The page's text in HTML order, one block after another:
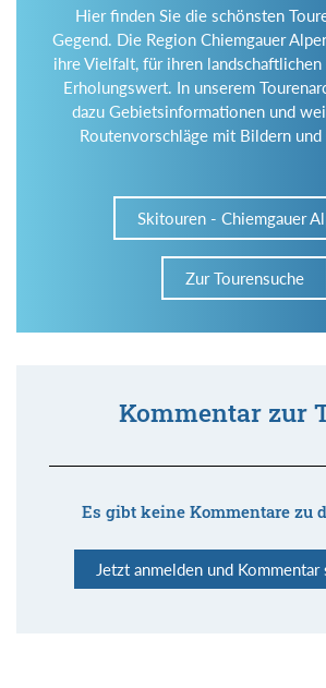
Hier finden Sie die schönsten
Gegend. Die Region Chiemgauer
ihre Vielfalt, für ihren landschaftlichen
Erholungswert. In unserem
dazu Gebietsinformationen und
Routenvorschläge mit Bildern und
Skitouren - Chiemgauer
Zur Tourensuche
Kommentar zur
Es gibt keine Kommentare zu
Jetzt anmelden und Kommentar